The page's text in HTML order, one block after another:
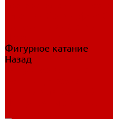
Фигурное катание
Назад